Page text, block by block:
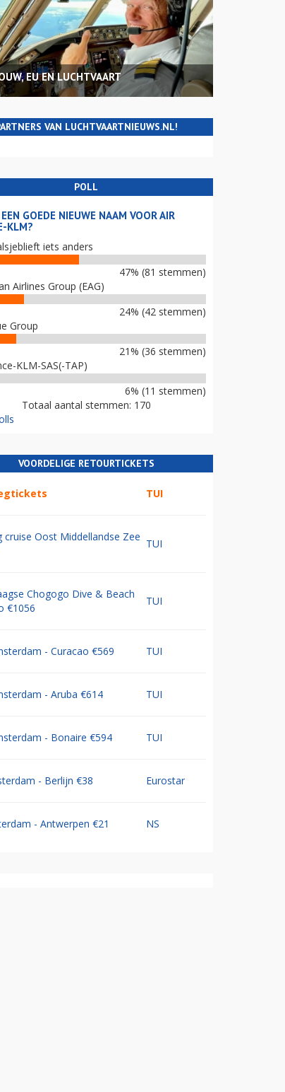
EU EN LUCHTVAART
VAN LUCHTVAARTNIEUWS.NL!
POLL
GOEDE NIEUWE NAAM VOOR AIR
KLM?
iets anders
47% (81 stemmen)
Airlines Group (EAG)
24% (42 stemmen)
Group
21% (36 stemmen)
KLM-SAS(-TAP)
6% (11 stemmen)
Totaal aantal stemmen: 170
VOORDELIGE RETOURTICKETS
TUI
cruise Oost Middellandse Zee
TUI
Chogogo Dive & Beach
€1056
TUI
- Curacao €569 TUI
- Aruba €614 TUI
- Bonaire €594 TUI
- Berlijn €38 Eurostar
- Antwerpen €21 NS